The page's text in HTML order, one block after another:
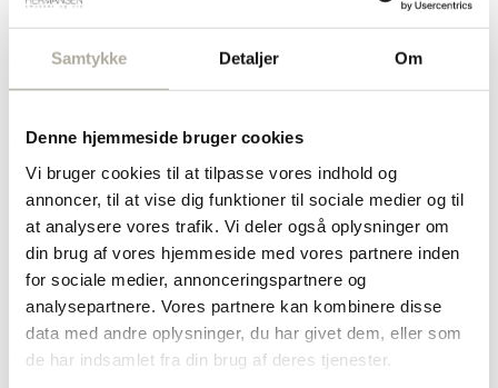
Samtykke Detaljer Om
Denne hjemmeside bruger cookies
Vi bruger cookies til at tilpasse vores indhold og
annoncer, til at vise dig funktioner til sociale medier og til
at analysere vores trafik. Vi deler også oplysninger om
din brug af vores hjemmeside med vores partnere inden
for sociale medier, annonceringspartnere og
analysepartnere. Vores partnere kan kombinere disse
data med andre oplysninger, du har givet dem, eller som
de har indsamlet fra din brug af deres tjenester.
Click & Collect Allerød
Ikke på lager, vi bestiller til dig
Kan afhentes inden for butikkens åbningstid ca. 2 timer efter
Click & Collect Gilleleje
Afhent indenfor 5-15 hverdage
Ring størrelse: 56
Levering
Ikke på lager, vi bestiller til dig
Levering indenfor 5-15 hverdage
Leveringsmetode vælges ved kassen (PostNord PakkeShop,
PostNord Privatlevering, PostNord Erhverv)
Click & Collect Allerød
Ikke på lager, vi bestiller til dig
Kan afhentes inden for butikkens åbningstid ca. 2 timer efter
bestilling